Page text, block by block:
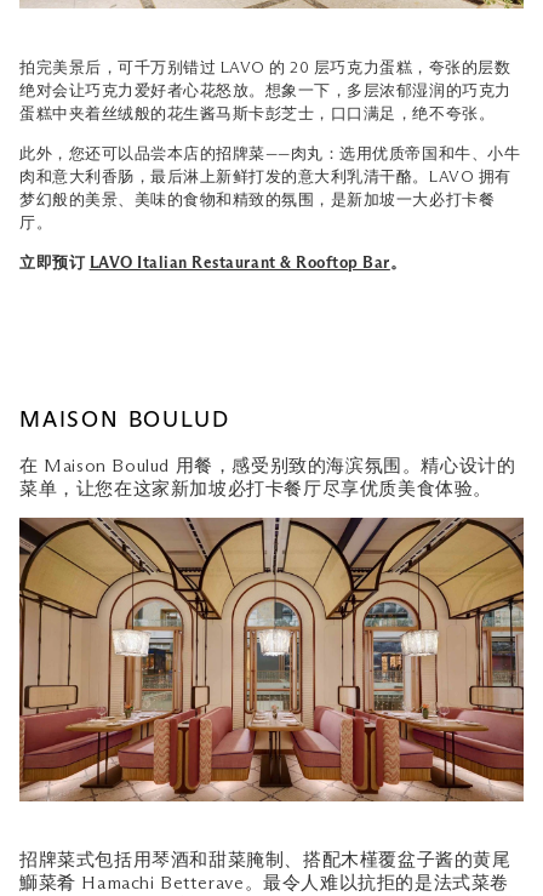
拍完美景后，可千万别错过 LAVO 的 20 层巧克力蛋糕，夸张的层数
绝对会让巧克力爱好者心花怒放。想象一下，多层浓郁湿润的巧克力
蛋糕中夹着丝绒般的花生酱马斯卡彭芝士，口口满足，绝不夸张。
此外，您还可以品尝本店的招牌菜——肉丸：选用优质帝国和牛、小牛
肉和意大利香肠，最后淋上新鲜打发的意大利乳清干酪。LAVO 拥有
梦幻般的美景、美味的食物和精致的氛围，是新加坡一大必打卡餐
厅。
立即预订 LAVO Italian Restaurant & Rooftop Bar。
MAISON BOULUD
在 Maison Boulud 用餐，感受别致的海滨氛围。精心设计的
菜单，让您在这家新加坡必打卡餐厅尽享优质美食体验。
招牌菜式包括用琴酒和甜菜腌制、搭配木槿覆盆子酱的黄尾
鰤菜肴 Hamachi Betterave。最令人难以抗拒的是法式菜卷